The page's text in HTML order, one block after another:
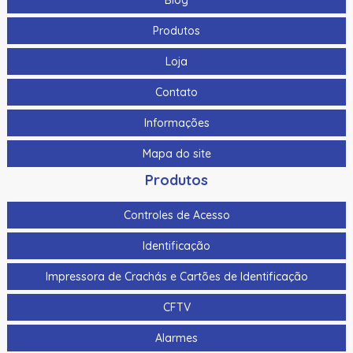
Hikvision Ds-K7P04 86X50X34Mm
Bts400 | Assa Abloy | Botoeira Tipo “No Touch”
Cabo Para Cameras Mobile 2 Metros Hikvision Ds-
Cabo Para Cameras Mobile 4 Metros Hikvision Ds-
Mp2100-4
Cadastrador De Cartoes Hikvision Ds-K1F100-D8E Dupla
Frequencia 125Khz (Em) E 13,56Mhz (Mifare)
Cadastrador Impressao Digital Hikvision Ds-K1F820-F
Cartao De Memoria Hikvision Hs-Tf-H1I 32G
Cartao De Proximidade Rfid Hikvision Ds-K7M101-E0 Freq.
Em 125Khz Em Pvc
Cartao De Proximidade Rfid Hikvision Ds-Kem125 Em
Produtos
Loja
Contato
Informações
Mapa do site
Produtos
Controles de Acesso
Identificação
Impressora de Crachás e Cartões de Identificação
CFTV
Alarmes